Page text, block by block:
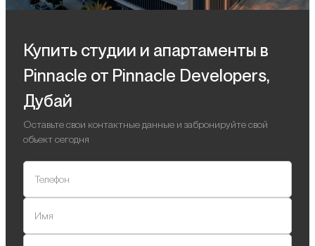
Купить студии и апартаменты в
Pinnacle от Pinnacle Developers,
Дубай
Оставьте свои контактные данные и забронируйте свой
объект сегодня
Телефон
Имя